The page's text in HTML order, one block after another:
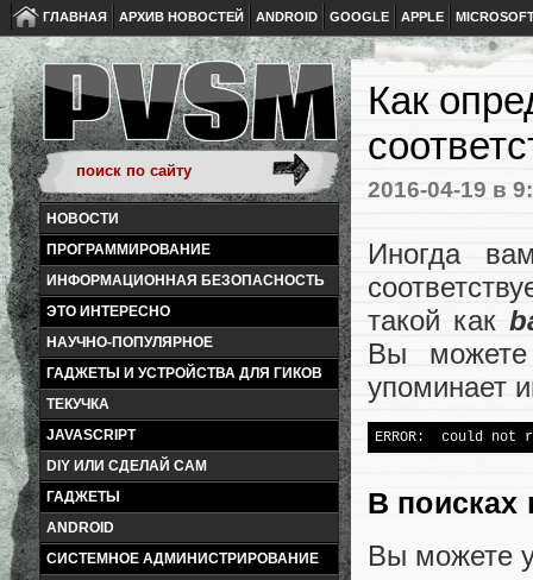
ГЛАВНАЯ АРХИВ НОВОСТЕЙ ANDROID GOOGLE APPLE
НОВОСТИ
ПРОГРАММИРОВАНИЕ
ИНФОРМАЦИОННАЯ БЕЗОПАСНОСТЬ
ЭТО ИНТЕРЕСНО
НАУЧНО-ПОПУЛЯРНОЕ
ГАДЖЕТЫ И УСТРОЙСТВА ДЛЯ ГИКОВ
ТЕКУЧКА
JAVASCRIPT
DIY ИЛИ СДЕЛАЙ САМ
ГАДЖЕТЫ
ANDROID
СИСТЕМНОЕ АДМИНИСТРИРОВАНИЕ
Как
2016-04-19 в
Иногда
такой как
Вы можете
упоминает
В поисках
Вы можете